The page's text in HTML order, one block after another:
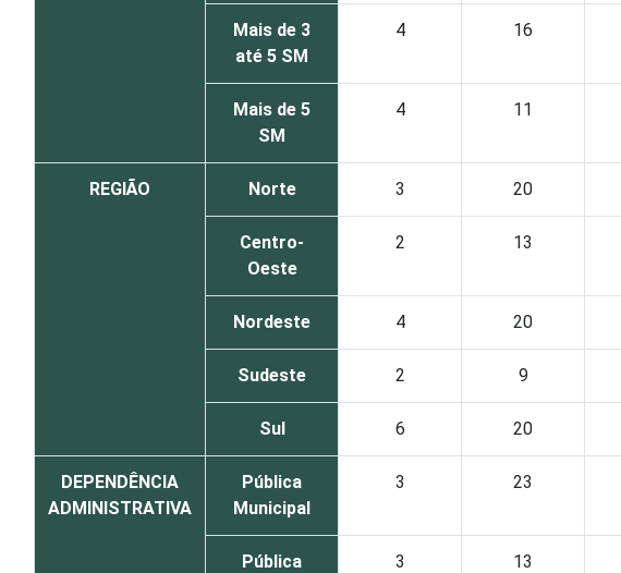
Mais de 3
até 5 SM
4 16
Mais de 5
SM
4 11
REGIÃO Norte 3 20
Centro-
Oeste
2 13
Nordeste 4 20
Sudeste 2 9
Sul 6 20
DEPENDÊNCIA
ADMINISTRATIVA
Pública
Municipal
3 23
Pública
3 13